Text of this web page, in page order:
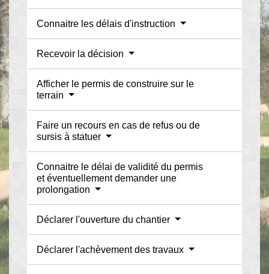
Connaitre les délais d'instruction
Recevoir la décision
Afficher le permis de construire sur le
terrain
Faire un recours en cas de refus ou de
sursis à statuer
Connaitre le délai de validité du permis
et éventuellement demander une
prolongation
Déclarer l'ouverture du chantier
Déclarer l'achèvement des travaux